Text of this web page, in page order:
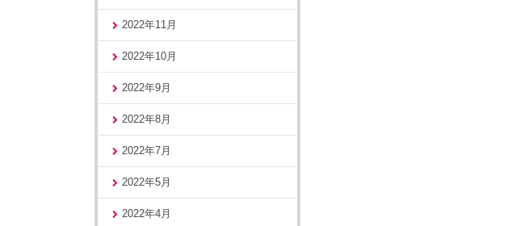
2022年11月
2022年10月
2022年9月
2022年8月
2022年7月
2022年5月
2022年4月